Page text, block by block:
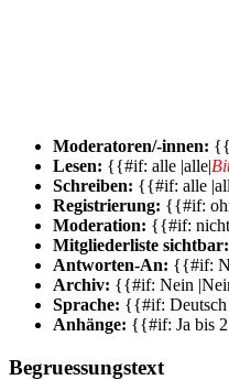
Moderatoren/-innen:
Lesen: {{#if: alle |alle|
Schreiben: {{#if: alle
Registrierung: {{#if:
Moderation: {{#if: nicht
Mitgliederliste sichtbar:
Antworten-An: {{#if:
Archiv: {{#if: Nein
Sprache: {{#if: Deutsch
Anhänge: {{#if: Ja bis
Begruessungstext